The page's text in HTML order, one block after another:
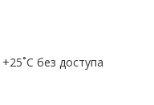
без доступа